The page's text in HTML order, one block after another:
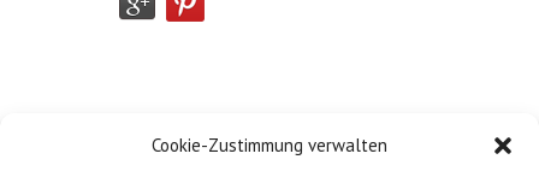
Cookie-Zustimmung verwalten